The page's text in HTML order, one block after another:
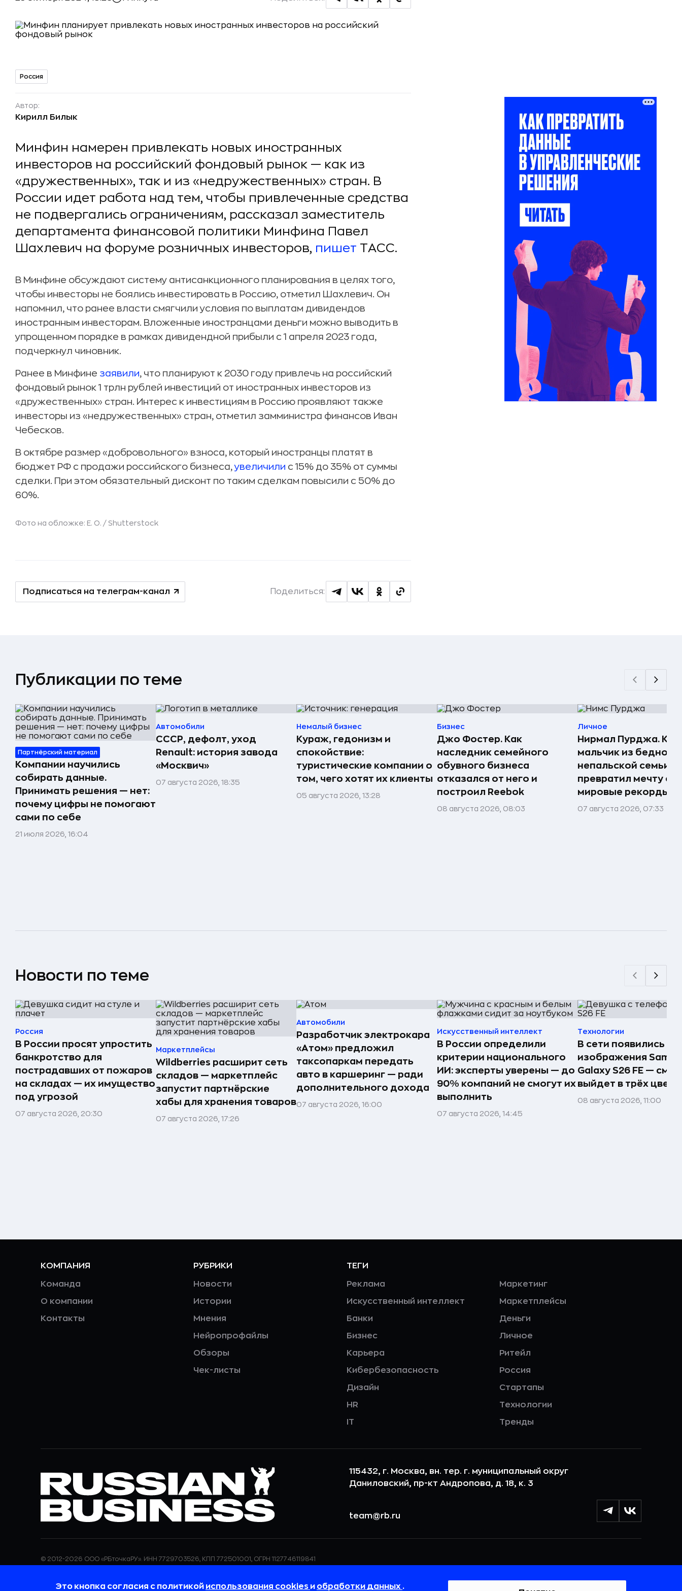
Россия
Автор:
Кирилл Билык
Минфин намерен привлекать новых иностранных
инвесторов на российский фондовый рынок — как из
«дружественных», так и из «недружественных» стран. В
России идет работа над тем, чтобы привлеченные средства
не подвергались ограничениям, рассказал заместитель
департамента финансовой политики Минфина Павел
Шахлевич на форуме розничных инвесторов, пишет ТАСС.
В Минфине обсуждают систему антисанкционного планирования в целях того,
чтобы инвесторы не боялись инвестировать в Россию, отметил Шахлевич. Он
напомнил, что ранее власти смягчили условия по выплатам дивидендов
иностранным инвесторам. Вложенные иностранцами деньги можно выводить в
упрощенном порядке в рамках дивидендной прибыли с 1 апреля 2023 года,
подчеркнул чиновник.
Ранее в Минфине заявили, что планируют к 2030 году привлечь на российский
фондовый рынок 1 трлн рублей инвестиций от иностранных инвесторов из
«дружественных» стран. Интерес к инвестициям в Россию проявляют также
инвесторы из «недружественных» стран, отметил замминистра финансов Иван
Чебесков.
В октябре размер «добровольного» взноса, который иностранцы платят в
бюджет РФ с продажи российского бизнеса,увеличили с 15% до 35% от суммы
сделки. При этом обязательный дисконт по таким сделкам повысили с 50% до
60%.
Фото на обложке: E. O. / Shutterstock
Подписаться на телеграм-канал Поделиться:
Публикации по теме
Партнёрский материал
Компании научились
собирать данные.
Принимать решения — нет:
почему цифры не помогают
сами по себе
21 июля 2026, 16:04
Автомобили
СССР, дефолт, уход
Renault: история завода
«Москвич»
07 августа 2026, 18:35
Немалый бизнес
Кураж, гедонизм и
спокойствие:
туристические компании о
том, чего хотят их клиенты
05 августа 2026, 13:28
Бизнес
Джо Фостер. Как
наследник семейного
обувного бизнеса
отказался от него и
построил Reebok
08 августа 2026, 08:03
Личное
Нирмал Пурджа. Как
мальчик из бедной
непальской семьи
превратил мечту о
мировые рекорды и
07 августа 2026, 07:33
Новости по теме
Россия
В России просят упростить
банкротство для
пострадавших от пожаров
на складах — их имущество
под угрозой
07 августа 2026, 20:30
Маркетплейсы
Wildberries расширит сеть
складов — маркетплейс
запустит партнёрские
хабы для хранения товаров
07 августа 2026, 17:26
Автомобили
Разработчик электрокара
«Атом» предложил
таксопаркам передать
авто в каршеринг — ради
дополнительного дохода
07 августа 2026, 16:00
Искусственный интеллект
В России определили
критерии национального
ИИ: эксперты уверены — до
90% компаний не смогут их
выполнить
07 августа 2026, 14:45
Технологии
В сети появились
изображения
Galaxy S26 FE —
выйдет в трёх
08 августа 2026, 11:00
КОМПАНИЯ
Команда
О компании
Контакты
РУБРИКИ
Новости
Истории
Мнения
Нейропрофайлы
Обзоры
Чек-листы
ТЕГИ
Реклама
Искусственный интеллект
Банки
Бизнес
Карьера
Кибербезопасность
Дизайн
HR
IT
Маркетинг
Маркетплейсы
Деньги
Личное
Ритейл
Россия
Стартапы
Технологии
Тренды
115432, г. Москва, вн. тер. г. муниципальный округ
Даниловский, пр-кт Андропова, д. 18, к. 3
team@rb.ru
© 2012-2026 ООО «РБточкаРУ». ИНН 7729703526, КПП 772501001, ОГРН 1127746119841
требованиях к защите персональных данных отражены в Политике в отношении
повышения удобства пользования веб-сайтом. Если вы не хотите, чтобы ваши
пользовательские данные обрабатывались, пожалуйста, ограничьте их использование в
Это кнопка согласия с политикой использования cookies и обработки данных .